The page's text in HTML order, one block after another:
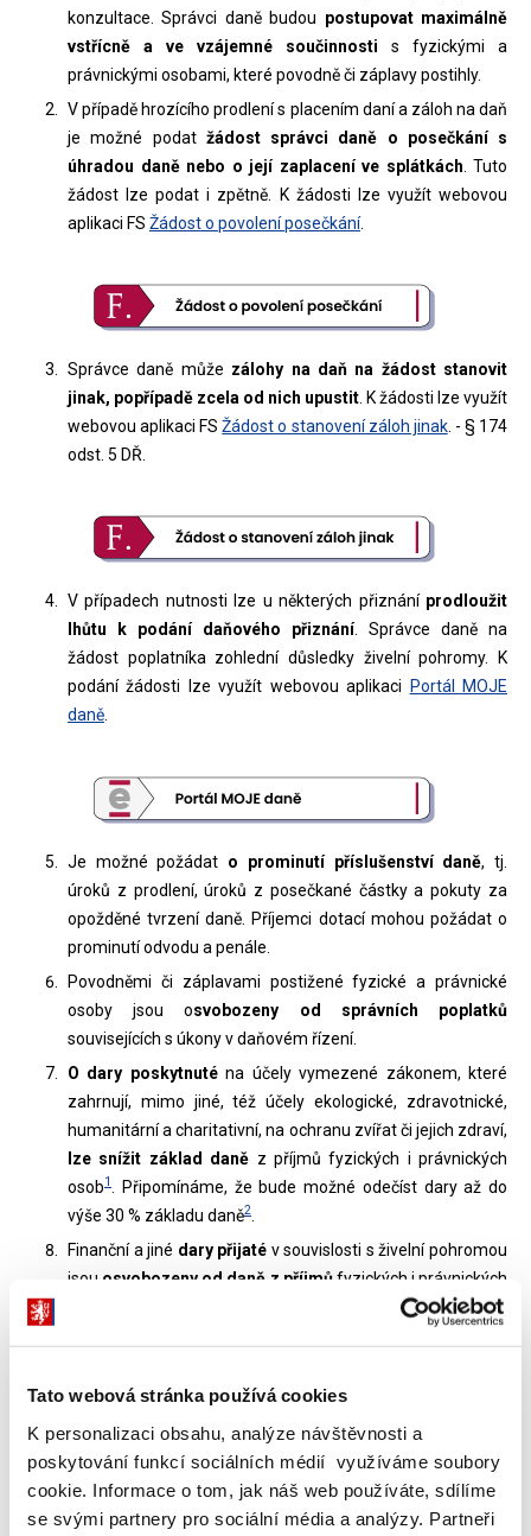
Tato webová stránka používá cookies
K personalizaci obsahu, analýze návštěvnosti a
poskytování funkcí sociálních médií využíváme soubory
cookie. Informace o tom, jak náš web používáte, sdílíme
se svými partnery pro sociální média a analýzy. Partneři
konzultace. Správci daně budou postupovat maximálně
vstřícně a ve vzájemné součinnosti s fyzickými a
právnickými osobami, které povodně či záplavy postihly.
V případě hrozícího prodlení s placením daní a záloh na daň
je možné podat žádost správci daně o posečkání s
úhradou daně nebo o její zaplacení ve splátkách . Tuto
žádost lze podat i zpětně. K žádosti lze využít webovou
aplikaci FS Žádost o povolení posečkání.
Správce daně může zálohy na daň na žádost stanovit
jinak, popřípadě zcela od nich upustit . K žádosti lze využít
webovou aplikaci FSŽádost o stanovení záloh jinak. - § 174
odst. 5 DŘ.
V případech nutnosti lze u některých přiznání prodloužit
lhůtu k podání daňového přiznání. Správce daně na
žádost poplatníka zohlední důsledky živelní pohromy. K
podání žádosti lze využít webovou aplikaci
Portál MOJE
daně.
Je možné požádat o prominutí příslušenství daně, tj.
úroků z prodlení, úroků z posečkané částky a pokuty za
opožděné tvrzení daně. Příjemci dotací mohou požádat o
prominutí odvodu a penále.
Povodněmi či záplavami postižené fyzické a právnické
osoby jsou osvobozeny od správních poplatků
souvisejících s úkony v daňovém řízení.
O dary poskytnuténa účely vymezené zákonem, které
zahrnují, mimo jiné, též účely ekologické, zdravotnické,
humanitární a charitativní, na ochranu zvířat či jejich zdraví,
lze snížit základ daně z příjmů fyzických i právnických
osob1
. Připomínáme, že bude možné odečíst dary až do
výše 30 % základu daně2
Finanční a jiné dary přijaté v souvislosti s živelní pohromou
jsou osvobozeny od daně z příjmůfyzických i právnických
osob. To platí nejen pro dary přijaté z veřejných sbírek, ale i
odst. 2 písm. c) zákona o daních z příjmů.
Obce a města postižené živelní pohromou mohou dle §
17a zákona o dani z nemovitých věcí vydáním obecně
závazné vyhlášky (plošné osvobození) nebo opatření
obecné povahy (osvobození konkrétních nemovitých věcí)